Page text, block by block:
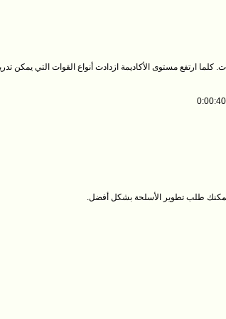
كلما ارتفع مستوى الأكاديمة ازدادت أنواع القوات التي يمكن
0:00:40
يمكنك طلب تطوير الأسلحة بشكل أفضل.